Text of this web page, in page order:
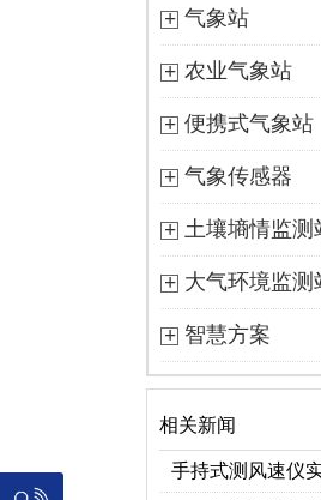
气象站
农业气象站
便携式气象站
气象传感器
土壤墒情监测
大气环境监测
智慧方案
相关新闻